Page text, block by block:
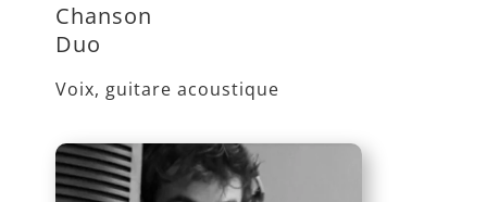
Chanson
Duo
Voix, guitare acoustique